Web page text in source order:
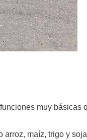
muy básicas
maíz, trigo y